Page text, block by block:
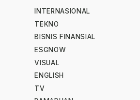
INTERNASIONAL
TEKNO
BISNIS FINANSIAL
ESGNOW
VISUAL
ENGLISH
TV